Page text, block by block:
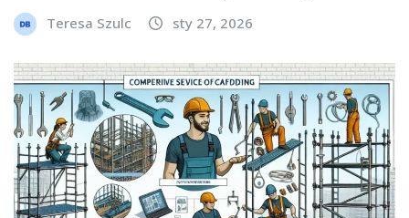
Teresa Szulc sty 27, 2026